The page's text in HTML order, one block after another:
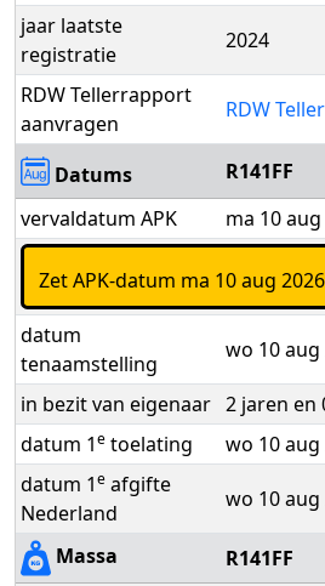
jaar laatste
registratie
2024
RDW Tellerrapport
aanvragen
RDW
Datums
R141FF
vervaldatum APK
ma 10
Zet APK-datum ma 10 aug
datum
tenaamstelling
wo 10 aug
in bezit van eigenaar 2 jaren en
datum 1e toelating
wo 10 aug
datum 1e afgifte
Nederland
wo 10 aug
Massa
R141FF